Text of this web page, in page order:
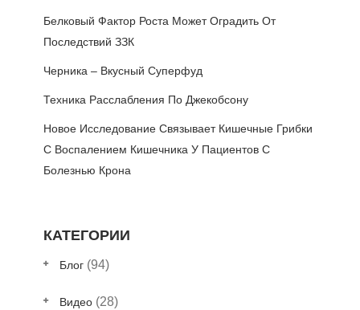
Белковый Фактор Роста Может Оградить От
Последствий ЗЗК
Черника – Вкусный Суперфуд
Техника Расслабления По Джекобсону
Новое Исследование Связывает Кишечные Грибки
С Воспалением Кишечника У Пациентов С
Болезнью Крона
КАТЕГОРИИ
Блог (94)
Видео (28)